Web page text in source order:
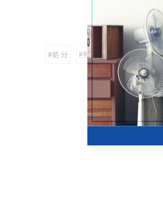
#処分 #残置物 #和歌山市